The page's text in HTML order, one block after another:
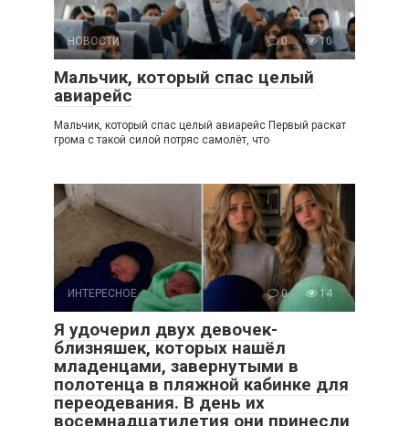
НОВОСТИ 0 10
Мальчик, который спас целый
авиарейс
Мальчик, который спас целый авиарейс Первый раскат
грома с такой силой потряс самолёт, что
ИНТЕРЕСНОЕ 0 14
Я удочерил двух девочек-
близняшек, которых нашёл
младенцами, завернутыми в
полотенца в пляжной кабинке для
переодевания. В день их
восемнадцатилетия они принесли